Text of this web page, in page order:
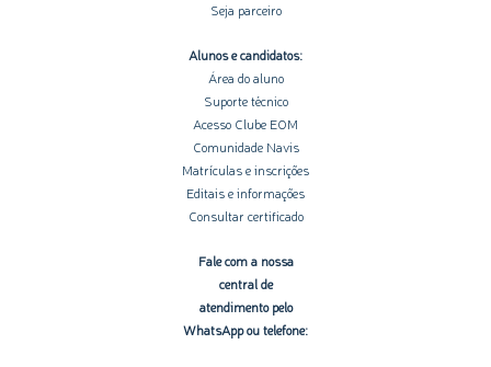
Seja parceiro
Alunos e candidatos:
Área do aluno
Suporte técnico
Acesso Clube EOM
Comunidade Navis
Matrículas e inscrições
Editais e informações
Consultar certificado
Fale com a nossa
central de
atendimento pelo
WhatsApp ou telefone: